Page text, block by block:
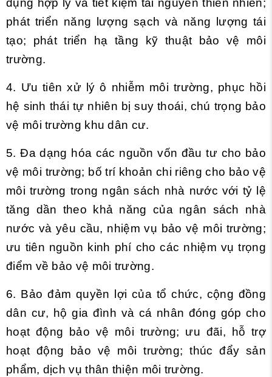
dụng hợp lý và tiết kiệm tài nguyên thiên nhiên;
phát triển năng lượng sạch và năng lượng tái
tạo; phát triển hạ tầng kỹ thuật bảo vệ môi
trường.
4. Ưu tiên xử lý ô nhiễm môi trường, phục hồi
hệ sinh thái tự nhiên bị suy thoái, chú trọng bảo
vệ môi trường khu dân cư.
5. Đa dạng hóa các nguồn vốn đầu tư cho bảo
vệ môi trường; bố trí khoản chi riêng cho bảo vệ
môi trường trong ngân sách nhà nước với tỷ lệ
tăng dần theo khả năng của ngân sách nhà
nước và yêu cầu, nhiệm vụ bảo vệ môi trường;
ưu tiên nguồn kinh phí cho các nhiệm vụ trọng
điểm về bảo vệ môi trường.
6. Bảo đảm quyền lợi của tổ chức, cộng đồng
dân cư, hộ gia đình và cá nhân đóng góp cho
hoạt động bảo vệ môi trường; ưu đãi, hỗ trợ
hoạt động bảo vệ môi trường; thúc đẩy sản
phẩm, dịch vụ thân thiện môi trường.